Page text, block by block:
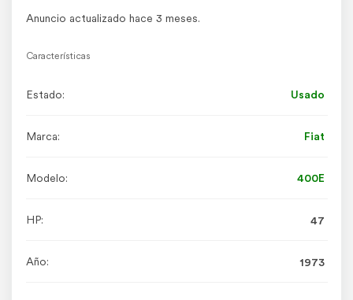
Anuncio actualizado hace 3 meses.
Características
Estado: Usado
Marca: Fiat
Modelo: 400E
HP: 47
Año: 1973